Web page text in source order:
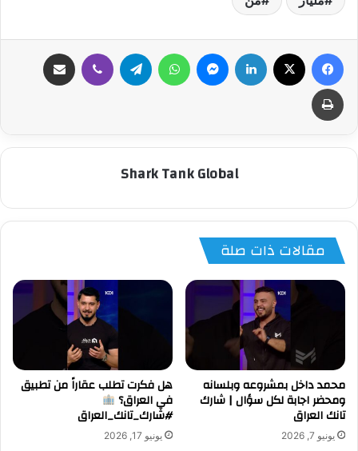
فيسبوك لينكدإن ماسنجر واتساب تيلقرام ڤايبر
طباعة
Shark Tank Global
مقالات ذات صلة
محمد داخل بمشروعه وبلسانه
ومحضر اجابة لكل سؤال | شارك
تانك العراق
يونيو 7, 2026
هل فكرت تطلب عقاراً من تطبيق
في العراق؟
#شارك_تانك_العراق
يونيو 17, 2026